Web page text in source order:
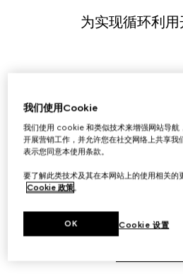
为实现循环利
采纳并规模化地应用循环原则，
我们已构建起一套全面的循环战
费与污染，同时增强产品的耐用
可再利用性以及二次生命周
动着我们在循环利用方面不断进
商业模式的先驱，并促使我们探
我们使用Cookie
我们使用 cookie 和类似技术来增强网站导航
开展营销工作，并允许您在社交网络上共享我
表示您同意本使用条款。
要了解此类技术及其在本网站上的使用相关的
Cookie 政策。
Cookie 设置
OK